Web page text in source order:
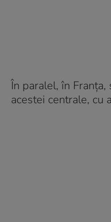
În paralel, în
acestei centrale, cu